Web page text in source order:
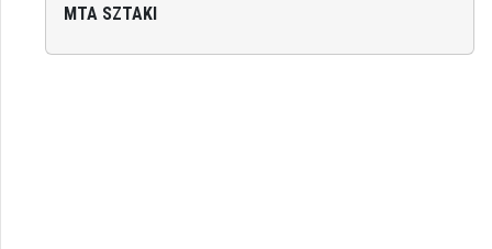
Intézményi listák
MTA SZTAKI